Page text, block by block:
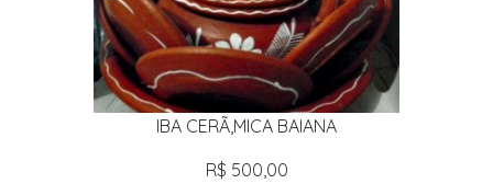
IBA CERÃ‚MICA BAIANA
R$ 500,00